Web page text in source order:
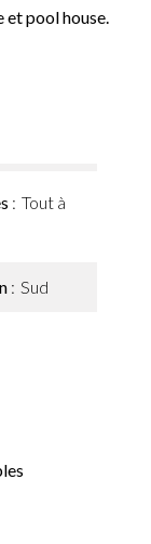
et pool house.
Tout à
Sud